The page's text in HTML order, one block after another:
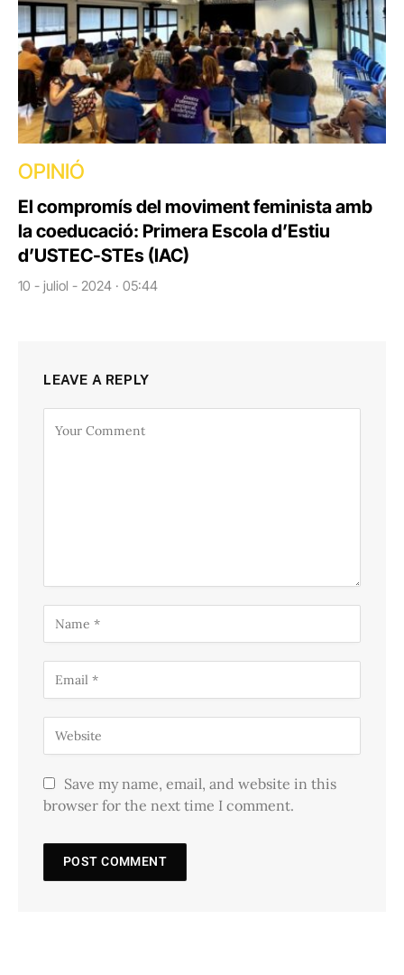
OPINIÓ
El compromís del moviment feminista amb
la coeducació: Primera Escola d’Estiu
d’USTEC-STEs (IAC)
10 - juliol - 2024 · 05:44
LEAVE A REPLY
Save my name, email, and website in this
browser for the next time I comment.